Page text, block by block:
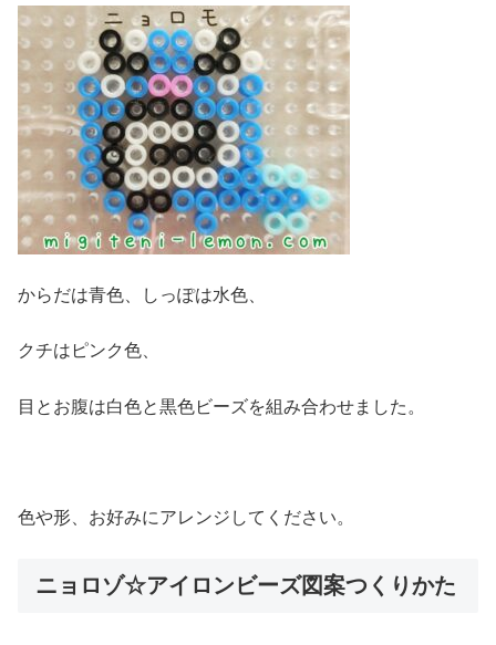
からだは青色、しっぽは水色、
クチはピンク色、
目とお腹は白色と黒色ビーズを組み合わせました。
色や形、お好みにアレンジしてください。
ニョロゾ☆アイロンビーズ図案つくりかた